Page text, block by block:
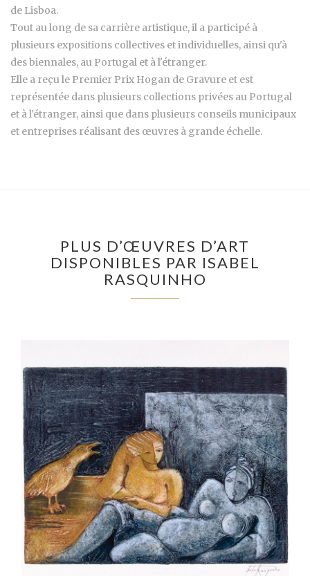
de Lisboa.
Tout au long de sa carrière artistique, il a participé à
plusieurs expositions collectives et individuelles, ainsi qu'à
des biennales, au Portugal et à l'étranger.
Elle a reçu le Premier Prix Hogan de Gravure et est
représentée dans plusieurs collections privées au Portugal
et à l'étranger, ainsi que dans plusieurs conseils municipaux
et entreprises réalisant des œuvres à grande échelle.
PLUS D’ŒUVRES D’ART
DISPONIBLES PAR ISABEL
RASQUINHO